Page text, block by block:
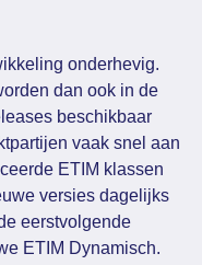
onderhevig.
dan ook in de
beschikbaar
vaak snel aan
ETIM klassen
versies dagelijks
eerstvolgende
ETIM Dynamisch.